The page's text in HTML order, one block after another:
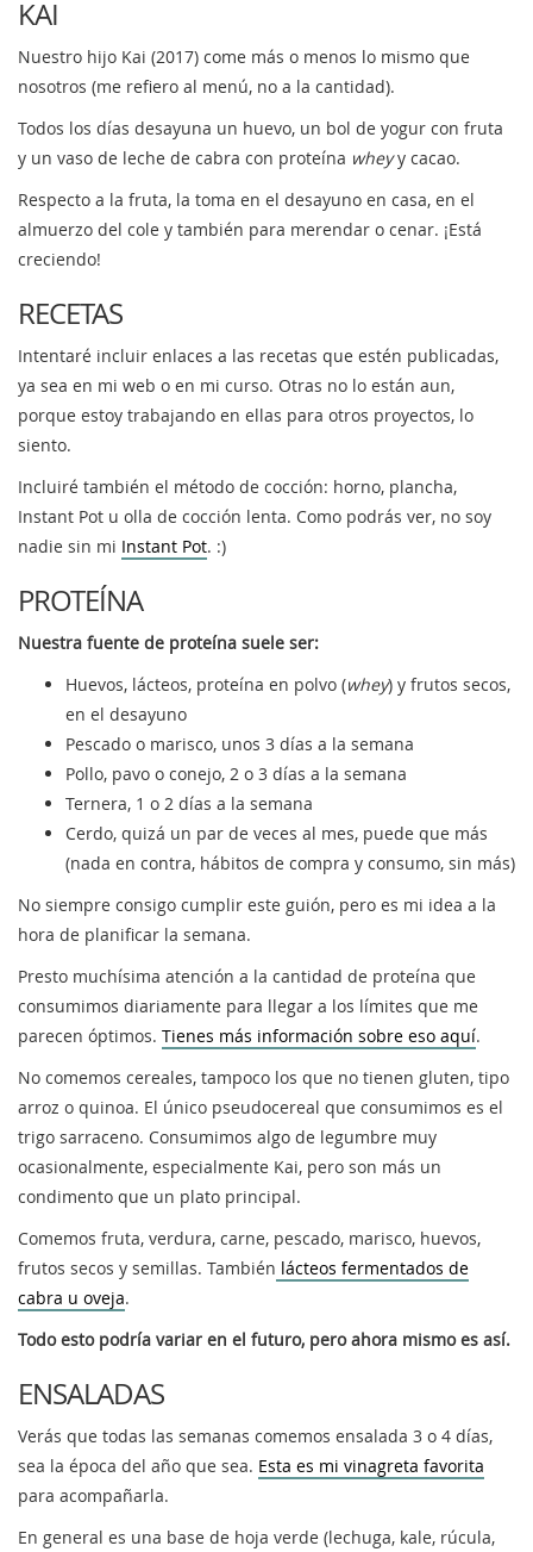
KAI
Nuestro hijo Kai (2017) come más o menos lo mismo que
nosotros (me refiero al menú, no a la cantidad).
Todos los días desayuna un huevo, un bol de yogur con fruta
y un vaso de leche de cabra con proteína wheyy cacao.
Respecto a la fruta, la toma en el desayuno en casa, en el
almuerzo del cole y también para merendar o cenar. ¡Está
creciendo!
RECETAS
Intentaré incluir enlaces a las recetas que estén publicadas,
ya sea en mi web o en mi curso. Otras no lo están aun,
porque estoy trabajando en ellas para otros proyectos, lo
siento.
Incluiré también el método de cocción: horno, plancha,
Instant Pot u olla de cocción lenta. Como podrás ver, no soy
nadie sin mi Instant Pot. :)
PROTEÍNA
Nuestra fuente de proteína suele ser:
Huevos, lácteos, proteína en polvo (whey) y frutos secos,
en el desayuno
Pescado o marisco, unos 3 días a la semana
Pollo, pavo o conejo, 2 o 3 días a la semana
Ternera, 1 o 2 días a la semana
Cerdo, quizá un par de veces al mes, puede que más
(nada en contra, hábitos de compra y consumo, sin más)
No siempre consigo cumplir este guión, pero es mi idea a la
hora de planificar la semana.
Presto muchísima atención a la cantidad de proteína que
consumimos diariamente para llegar a los límites que me
parecen óptimos. Tienes más información sobre eso aquí.
No comemos cereales, tampoco los que no tienen gluten, tipo
arroz o quinoa. El único pseudocereal que consumimos es el
trigo sarraceno. Consumimos algo de legumbre muy
ocasionalmente, especialmente Kai, pero son más un
condimento que un plato principal.
Comemos fruta, verdura, carne, pescado, marisco, huevos,
frutos secos y semillas. También lácteos fermentados de
cabra u oveja.
Todo esto podría variar en el futuro, pero ahora mismo es así.
ENSALADAS
Verás que todas las semanas comemos ensalada 3 o 4 días,
sea la época del año que sea. Esta es mi vinagreta favorita
para acompañarla.
En general es una base de hoja verde (lechuga, kale, rúcula,